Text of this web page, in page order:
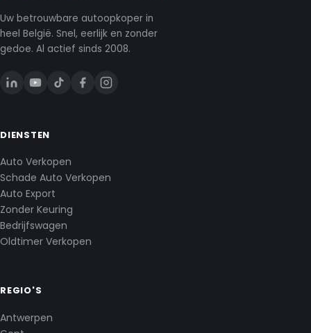
Uw betrouwbare autoopkoper in
heel België. Snel, eerlijk en zonder
gedoe. Al actief sinds 2008.
DIENSTEN
Auto Verkopen
Schade Auto Verkopen
Auto Export
Zonder Keuring
Bedrijfswagen
Oldtimer Verkopen
REGIO'S
Antwerpen